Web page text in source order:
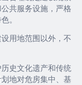
共服务设施，严格
。
用地范围以外，不
史文化遗产和传统
地对危房集中、基